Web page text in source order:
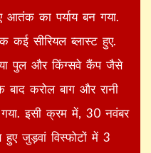
आतंक का पर्याय बन गया.
कई सीरियल ब्लास्ट हुए.
पुल और किंग्सवे कैंप जैसे
बाद करोल बाग और रानी
गया. इसी क्रम में, 30 नवंबर
जुड़वां विस्फोटों में 3